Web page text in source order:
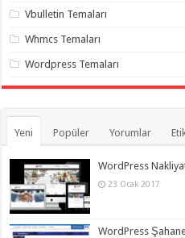
organizasyon,
organizasyon ,
palyaço
Vbulletin Temaları
Whmcs Temaları
Wordpress Temaları
Yeni Popüler Yorumlar
WordPress
23 Ocak 2017
WordPress